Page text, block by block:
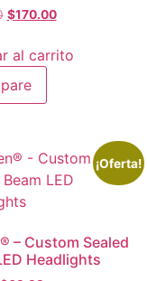
$170.00
al carrito
¡Oferta!
– Custom Sealed
Headlights